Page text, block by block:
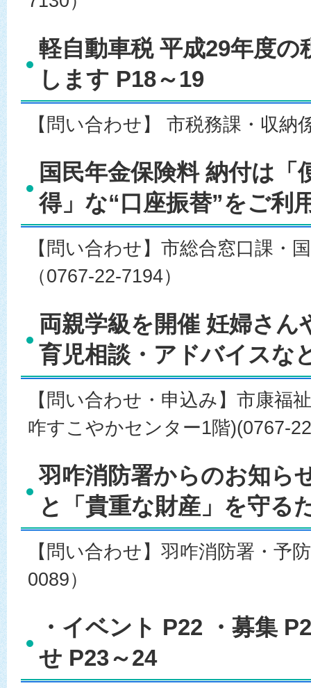
軽自動車税 平成29年度の
します P18～19
【問い合わせ】 市税務課・収納
国民年金保険料 納付は「
得」な“口座振替”をご利
【問い合わせ】市総合窓口課・
（0767-22-7194）
両親学級を開催 妊婦さん
育児相談・アドバイスな
【問い合わせ・申込み】市康福
咋すこやかセンター1階)(0767-
羽咋消防署からのお知ら
と「貴重な財産」を守る
【問い合わせ】羽咋消防署・予
0089）
・イベント P22 ・募集
せ P23～24